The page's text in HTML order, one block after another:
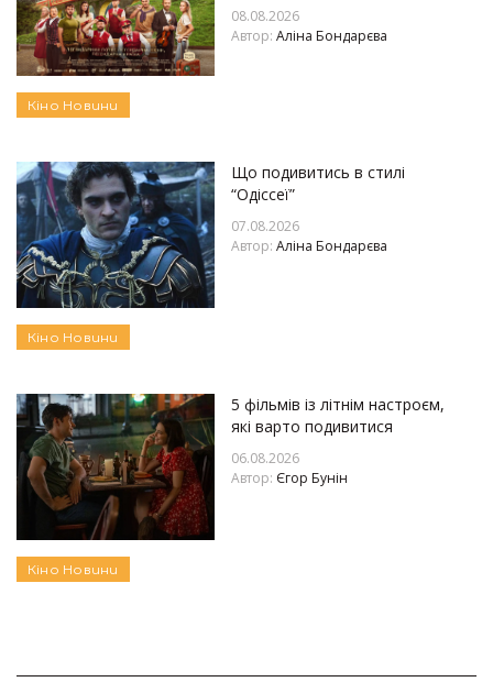
08.08.2026
Автор: Аліна Бондарєва
Кіно Новини
Що подивитись в стилі
“Одіссеї”
07.08.2026
Автор: Аліна Бондарєва
Кіно Новини
5 фільмів із літнім настроєм,
які варто подивитися
06.08.2026
Автор: Єгор Бунін
Кіно Новини